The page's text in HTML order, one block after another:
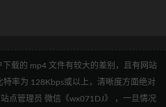
载的 mp4 文件有较大的差别，且有网站
率为 128Kbps或以上，清晰度方面绝对
点管理员 微信《wx071DJ》 ，一旦情况